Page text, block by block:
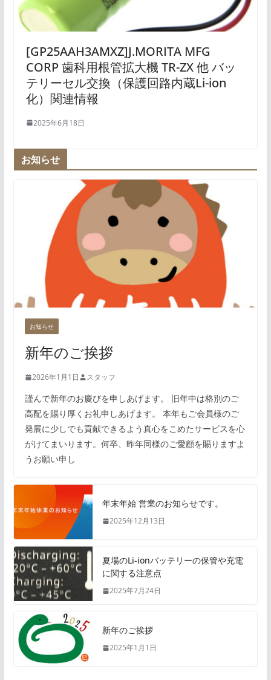
[GP25AAH3AMXZ]J.MORITA MFG
CORP 歯科用根管拡大機 TR-ZX 他 バッ
テリーセル交換（保護回路内蔵Li-ion
化）関連情報
2025年6月18日
お知らせ
お知らせ
新年のご挨拶
2026年1月1日 スタッフ
謹んで新年のお慶びを申しあげます。 旧年中は格別のご
高配を賜り厚くお礼申しあげます。 本年もご会員様のご
発展に少しでも貢献できるよう真心をこめたサービスを心
がけてまいります。何卒、昨年同様のご愛顧を賜りますよ
うお願い申し
年末年始 営業のお知らせです。
2025年12月13日
夏場のLi-ionバッテリーの保管や充電
に関する注意点
2025年7月24日
新年のご挨拶
2025年1月1日